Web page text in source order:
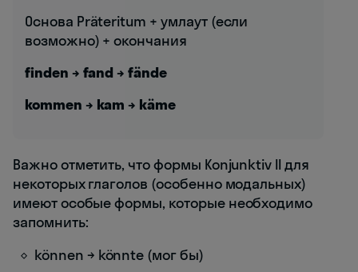
Основа Präteritum + умлаут (если
возможно) + окончания
finden → fand → fände
kommen → kam → käme
Важно отметить, что формы Konjunktiv II для
некоторых глаголов (особенно модальных)
имеют особые формы, которые необходимо
запомнить:
können → könnte (мог бы)